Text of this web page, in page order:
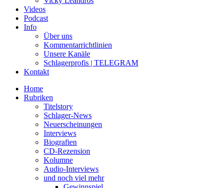
Videos
Podcast
Info
Über uns
Kommentarrichtlinien
Unsere Kanäle
Schlagerprofis | TELEGRAM
Kontakt
Home
Rubriken
Titelstory
Schlager-News
Neuerscheinungen
Interviews
Biografien
CD-Rezension
Kolumne
Audio-Interviews
und noch viel mehr